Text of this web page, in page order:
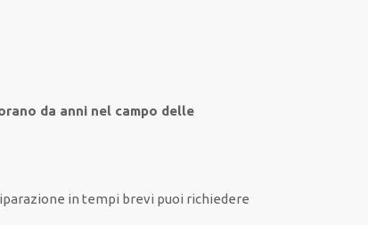
da anni nel campo delle
in tempi brevi puoi richiedere